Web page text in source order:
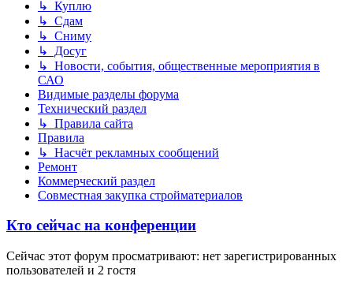
↳ Куплю
↳ Сдам
↳ Сниму
↳ Досуг
↳ Новости, события, общественные мероприятия в
САО
Видимые разделы форума
Технический раздел
↳ Правила сайта
Правила
↳ Насчёт рекламных сообщений
Ремонт
Коммерческий раздел
Совместная закупка стройматериалов
Кто сейчас на конференции
Сейчас этот форум просматривают: нет зарегистрированных
пользователей и 2 гостя